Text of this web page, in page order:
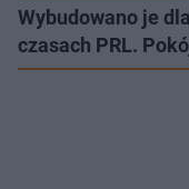
Wybudowano je
czasach PRL.